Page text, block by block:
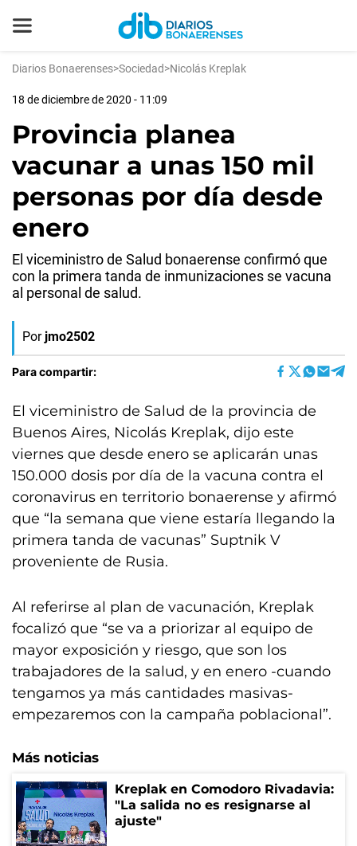
Diarios Bonaerenses>Sociedad>Nicolás Kreplak
18 de diciembre de 2020 - 11:09
Provincia planea
vacunar a unas 150 mil
personas por día desde
enero
El viceministro de Salud bonaerense confirmó que
con la primera tanda de inmunizaciones se vacuna
al personal de salud.
Por jmo2502
Para compartir:
El viceministro de Salud de la provincia de
Buenos Aires, Nicolás Kreplak, dijo este
viernes que desde enero se aplicarán unas
150.000 dosis por día de la vacuna contra el
coronavirus en territorio bonaerense y afirmó
que “la semana que viene estaría llegando la
primera tanda de vacunas” Suptnik V
proveniente de Rusia.
Al referirse al plan de vacunación, Kreplak
focalizó que “se va a priorizar al equipo de
mayor exposición y riesgo, que son los
trabajadores de la salud, y en enero -cuando
tengamos ya más cantidades masivas-
empezaremos con la campaña poblacional”.
Más noticias
Kreplak en Comodoro Rivadavia:
"La salida no es resignarse al
ajuste"